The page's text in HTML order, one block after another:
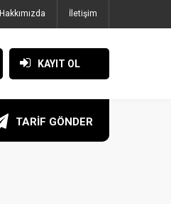
Hakkımızda İletişim
KAYIT OL
TARİF GÖNDER